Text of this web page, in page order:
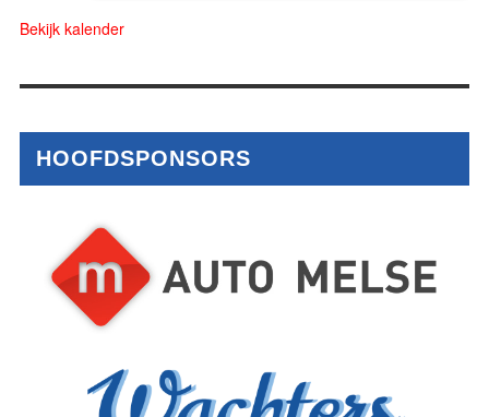
Bekijk kalender
HOOFDSPONSORS